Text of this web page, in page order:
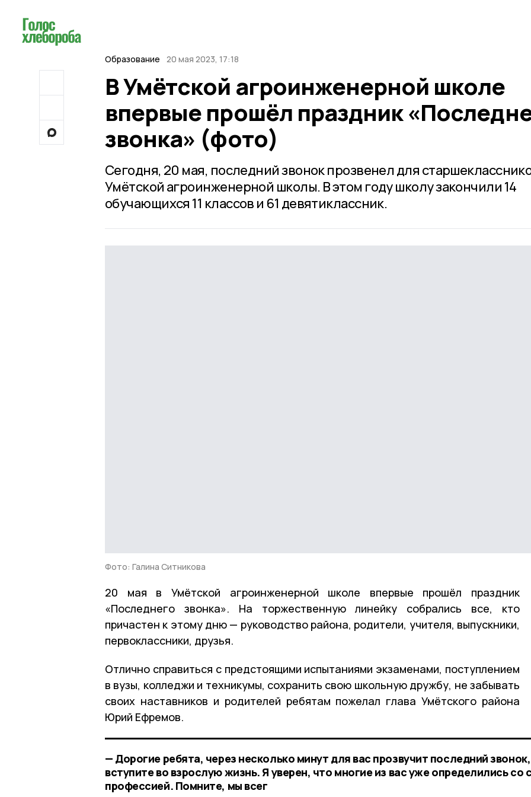
Образование 20 мая 2023, 17:18
В Умётской агроинженерной школе
впервые прошёл праздник
звонка» (фото)
Сегодня, 20 мая, последний звонок прозвенел для
Умётской агроинженерной школы. В этом году школу закончили 14
обучающихся 11 классов и 61 девятиклассник.
Фото: Галина Ситникова
20 мая в Умётской агроинженерной школе впервые прошёл праздник
«Последнего звонка». На торжественную линейку собрались все, кто
причастен к этому дню — руководство района, родители, учителя, выпускники,
первоклассники, друзья.
Отлично справиться с предстоящими испытаниями экзаменами, поступлением
в вузы, колледжи и техникумы, сохранить свою школьную дружбу, не забывать
своих наставников и родителей ребятам пожелал глава Умётского района
Юрий Ефремов.
— Дорогие ребята, через несколько минут для вас прозвучит последний
вступите во взрослую жизнь. Я уверен, что многие из вас уже определились со
профессией. Помните, мы всег